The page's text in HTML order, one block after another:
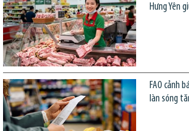
Hưng Yên
FAO cảnh
làn sóng